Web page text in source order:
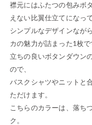
襟元にはふたつの包みボ
えない比翼仕立てになっ
シンプルなデザインなが
カの魅力が詰まった1枚で
立ちの良いボタンダウン
ので、
バスクシャツやニットと
ただけます。
こちらのカラーは、落ち
ク。